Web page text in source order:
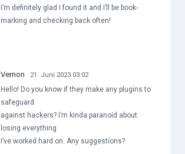
I’m definitely glad I found it and I’ll be book-
marking and checking back often!
Vernon 21. Juni 2023 03:02
Hello! Do you know if they make any plugins to
safeguard
against hackers? I’m kinda paranoid about
losing everything
I’ve worked hard on. Any suggestions?